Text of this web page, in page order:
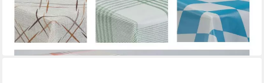
Tischdecke Wachstuchtischdecke Linea Grid PVC Eckig
Mehrere Größen
ab 7,98 €
in 2-3 Werktagen bei dir